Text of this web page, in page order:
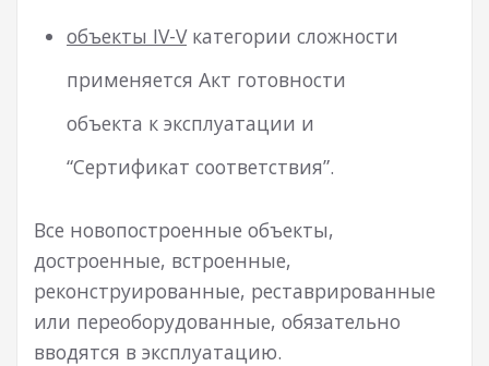
объекты ІV-Vкатегории сложности
применяется Акт готовности
объекта к эксплуатации и
“Сертификат соответствия”.
Все новопостроенные объекты,
достроенные, встроенные,
реконструированные, реставрированные
или переоборудованные, обязательно
вводятся в эксплуатацию.